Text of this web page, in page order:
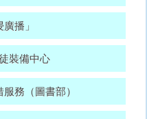
播」
裝備中心
務（圖書部）